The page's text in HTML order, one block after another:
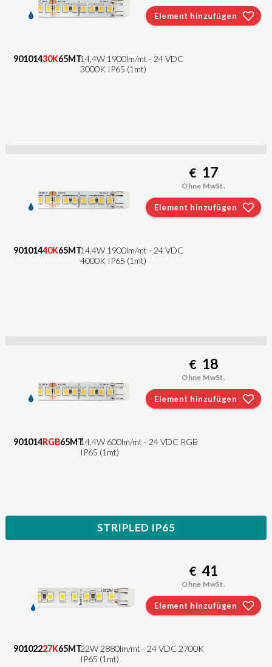
90101430K65MT14,4W 1900lm/mt - 24 VDC
3000K IP65 (1mt)
Element hinzufügen
90101440K65MT14,4W 1900lm/mt - 24 VDC
4000K IP65 (1mt)
€ 17
Ohne MwSt.
Element hinzufügen
901014RGB65MT14,4W 600lm/mt - 24 VDC RGB
IP65 (1mt)
€ 18
Ohne MwSt.
Element hinzufügen
STRIPLED IP65
90102227K65MT22W 2880lm/mt - 24 VDC 2700K
IP65 (1mt)
€ 41
Ohne MwSt.
Element hinzufügen